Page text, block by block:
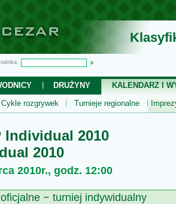
DRUŻYNY
KALENDARZ I
Cykle rozgrywek Turnieje regionalne
Individual 2010
2010
2010r., godz. 12:00
− turniej indywidualny